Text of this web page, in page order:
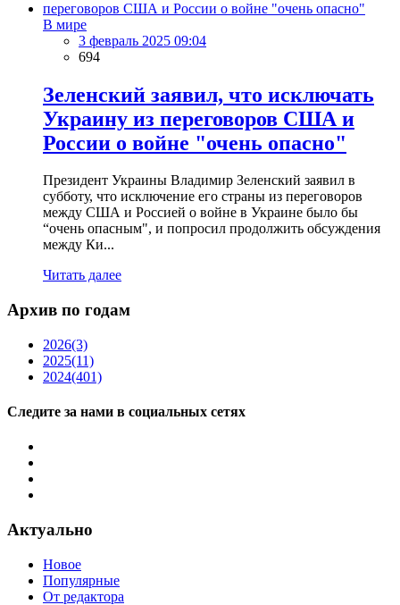
В мире
3 февраль 2025 09:04
694
Зеленский заявил, что исключать
Украину из переговоров США и
России о войне "очень опасно"
Президент Украины Владимир Зеленский заявил в
субботу, что исключение его страны из переговоров
между США и Россией о войне в Украине было бы
“очень опасным", и попросил продолжить обсуждения
между Ки...
Читать далее
Архив по годам
2026(3)
2025(11)
2024(401)
Следите за нами в социальных сетях
Актуально
Новое
Популярные
От редактора